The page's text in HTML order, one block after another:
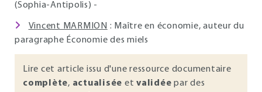
(Sophia-Antipolis) -
Vincent MARMION : Maître en économie, auteur du
paragraphe Économie des miels
Lire cet article issu d'une ressource documentaire
complète, actualisée et validée par des